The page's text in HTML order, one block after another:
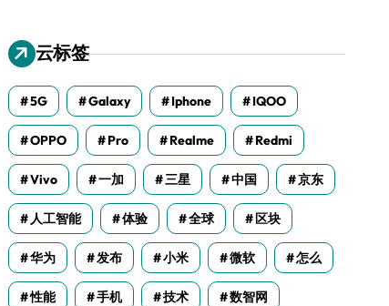
云标签
5G Galaxy Iphone IQOO
OPPO Pro Realme Redmi
Vivo 一加 三星 中国 京东
人工智能 体验 全球 区块
华为 发布 小米 微软 怎么
性能 手机 技术 数智网